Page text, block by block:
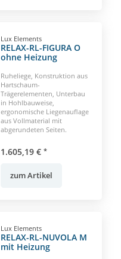
Lux Elements
RELAX-RL-FIGURA O
ohne Heizung
Ruheliege, Konstruktion aus
Hartschaum-
Trägerelementen, Unterbau
in Hohlbauweise,
ergonomische Liegenauflage
aus Vollmaterial mit
abgerundeten Seiten.
1.605,19 € *
zum Artikel
Lux Elements
RELAX-RL-NUVOLA M
mit Heizung